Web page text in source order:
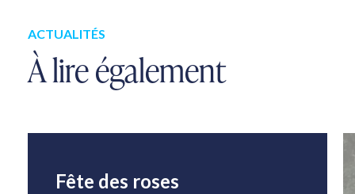
ACTUALITÉS
À lire également
Fête des roses